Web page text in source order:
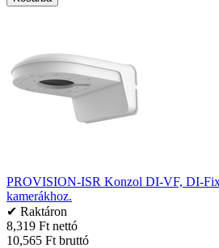
PROVISION-ISR Konzol DI-VF, DI-
kamerákhoz.
✔ Raktáron
8,319 Ft nettó
10,565 Ft bruttó